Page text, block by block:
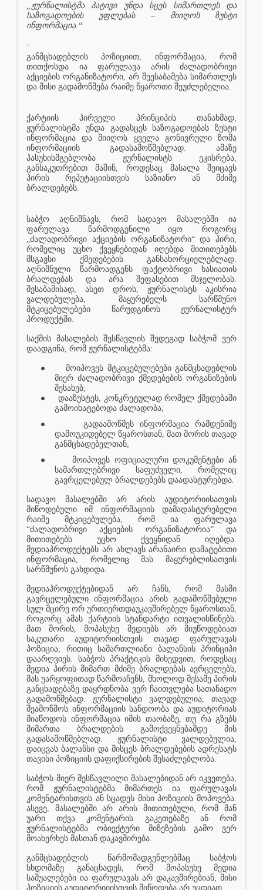
„ჟურნალისტმა პატივი უნდა სცეს სიმართლეს და
საზოგადოების უფლებას – მიიღოს ზუსტი
ინფორმაცია.“
განმცხადებლის პოზიციით, ინფორმაცია, რომ
თითქოსდა ია ფარულავა არის ძალადობრივი
აქციების ორგანიზატორი, არ შეესაბამება სიმართლეს
და მისი გადამოწმება რაიმე წყაროთი შეუძლებელია.
ქარტიის პირველი პრინციპის თანახმად,
ჟურნალისტმა უნდა გადასცეს საზოგადოებას ზუსტი
ინფორმაცია და მიიღოს ყველა გონივრული ზომა
ინფორმაციის გადასამოწმებლად. ამაზე
პასუხისმგებლობა ჟურნალისტს ეკისრება,
განსაკუთრებით მაშინ, როდესაც მასალა შეიცავს
პირის რეპუტაციისთვის საზიანო ან მძიმე
ბრალდებებს.
საბჭო აღნიშნავს, რომ სადავო მასალებში ია
ფარულავა წარმოდგენილი იყო როგორც
„ძალადობრივი აქციების ორგანიზატორი“ და პირი,
რომელიც უცხო ქვეყნებიდან იღებდა მითითებებს
მსგავსი ქმედებების განსახორციელებლად.
აღნიშნული წარმოადგენს ფაქტობრივი ხასიათის
ბრალდებას და არა შეფასებით მსჯელობას.
შესაბამისად, ასეთ დროს, ჟურნალისტს აკისრია
ვალდებულება, მაყურებელს სარწმუნო
მტკიცებულებები წარუდგინოს ჟურნალისტურ
პროდუქტში.
საქმის მასალების შესწავლის შედეგად საბჭომ ვერ
დაადგინა, რომ ჟურნალისტებმა:
●
მოიპოვეს მტკიცებულებები განმცხადებლის
მიერ ძალადობრივი ქმედებების ორგანიზების
შესახებ;
●
დააზუსტეს, კონკრეტულად რომელ ქმედებაში
გამოიხატებოდა ძალადობა;
●
გადაამოწმეს ინფორმაცია რამდენიმე
დამოუკიდებელ წყაროსთან, მათ შორის თავად
განმცხადებელთან;
●
მოიპოვეს ოფიციალური დოკუმენტები ან
სამართლებრივი საფუძველი, რომელიც
გავრცელებულ ბრალდებებს დაადასტურებდა
სადავო მასალებში არ არის აუდიტორიისათვის
მიწოდებული იმ ინფორმაციის დამადასტურებელი
რაიმე მტკიცებულება, რომ ია ფარულავა
“ძალადობრივი აქციების ორგანიზატორია” და
მითითებებს უცხო ქვეყნიდან იღებდა.
მედიაპროდუქტებს არ ახლავს არანაირი დამატებითი
ინფორმაცია, რომელიც მას მაყურებლისათვის
სარწმუნოს გახდიდა.
მედიაპროდუქტებიდან არ ჩანს, რომ მასში
გავრცელებული ინფორმაცია არის გადამოწმებული
სულ მცირე ორ ურთიერთდაუკავშირებელ წყაროსთან,
როგორც ამას ქარტიის სტანდარტი ითვალისწინებს.
მათ შორის, მოპასუხე მედიებს არ მიუწოდებიათ
საკუთარი აუდიტორიისთვის თავად ფარულავას
პოზიცია, რითიც სამართლიანი ბალანსის პრინციპი
დაარღვიეს. საბჭოს პრაქტიკის მიხედვით, როდესაც
მედია პირის მიმართ მძიმე ბრალდებას ავრცელებს,
მას უარყოფითად წარმოაჩენს, მხოლოდ მესამე პირის
განცხადებაზე დაყრდნობა ვერ ჩაითვლება სათანადო
გადამოწმებად. ჟურნალისტი ვალდებულია, თავად
შეამოწმოს ინფორმაციის სანდოობა და აუდიტორიას
მიაწოდოს ინფორმაცია იმის თაობაზე, თუ რა გზებს
მიმართა ბრალდების გამოქვეყნებამდე მის
გადასამოწმებლად. ჟურნალისტი ვალდებულია,
დაიცვას ბალანსი და მისცეს ბრალდებების ადრესატს
თავისი პოზიციის დაფიქსირების შესაძლებლობა.
საბჭოს მიერ შესწავლილი მასალებიდან არ იკვეთება,
რომ ჟურნალისტებმა მიმართეს ია ფარულავას
კომენტარისთვის ან სცადეს მისი პოზიციის მოპოვება.
ასევე, მასალებში არ არის მითითებული, რომ მან
უარი თქვა კომენტარის გაკეთებაზე ან რომ
ჟურნალისტებმა ობიექტური მიზეზების გამო ვერ
მოახერხეს მასთან დაკავშირება.
განმცხადებლის წარმომადგენლებმაც საბჭოს
სხდომაზე განაცხადეს, რომ მოპასუხე მედია
საშუალებები ია ფარულავას არ დაკავშირებიან, მისი
პოზიციის აუდიტორიიისთვის მიწოდება არ უცდიათ.